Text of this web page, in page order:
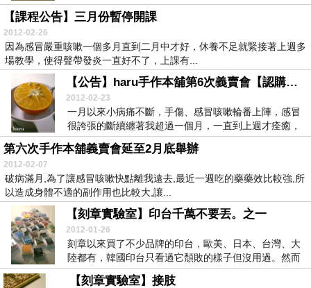
【課程公告】三月份暫停開課
2012-02-26
因為感冒嚴重咳嗽一個多月直到二月中才好，休養不足就緊接著上週多
場教學，使得聲帶發炎一直好不了，上課有...
【公告】haru手作本舖第6次義賣會【認購結束, 3/5捐款】
2012-02-23
一月以來小病痛不斷，手傷、感冒咳嗽輪番上陣，感冒
很誇張的斷續纏著我超過一個月，一直到上週才痊癒，
只不...
第六次手作本舖義賣會延至2月底舉辦
2012-02-07
破病滿月,為了讓感冒咳嗽快點離我遠去,最近一週吃的藥藥效比較強,所
以造成身體不適的副作用也比較大,讓...
【刻章實驗室】印台千萬不要丟。之一
2012-01-26
刻章以來買了不少品牌的印台，歐美、日本、台灣、大
陸都有，韓國印台只看過它頹敗的樣子但沒用過。然而
用金...
【刻章實驗室】接肢